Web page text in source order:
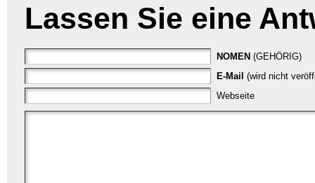
Lassen Sie eine
NOMEN (GEHÖRIG)
E-Mail (wird nicht
Webseite